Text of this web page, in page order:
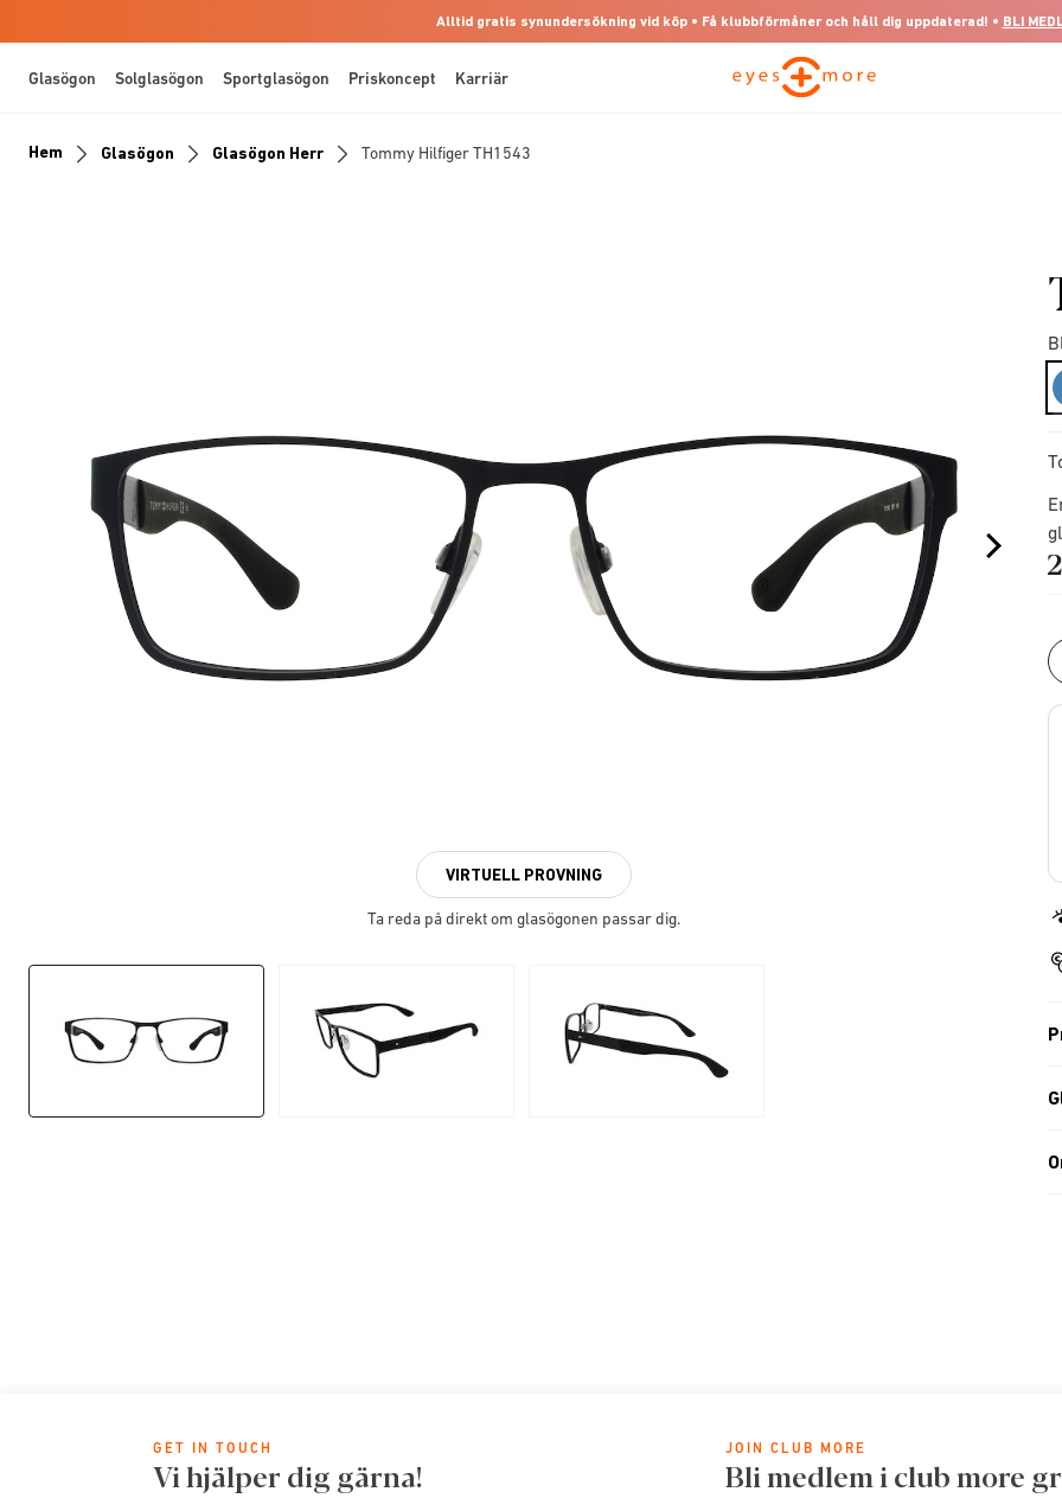
Alltid gratis synundersökning vid köp • Få klubbförmåner och håll dig uppdaterad! • BLI
Glasögon Solglasögon Sportglasögon Priskoncept Karriär
Hem Glasögon Glasögon Herr Tommy Hilfiger TH1543
VIRTUELL PROVNING
Ta reda på direkt om glasögonen passar dig.
GET IN TOUCH
Vi hjälper dig gärna!
JOIN CLUB MORE
Bli medlem i club more